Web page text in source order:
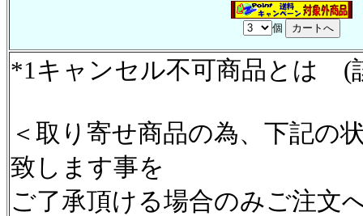
個
*1キャンセル不可商品とは (
＜取り寄せ商品の為、下記の
致します事を
ご了承頂ける場合のみご注文